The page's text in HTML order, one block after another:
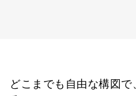
どこまでも自由な構図